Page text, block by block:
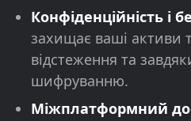
Конфіденційність і
захищає ваші активи
відстеження та
шифруванню.
Міжплатформний